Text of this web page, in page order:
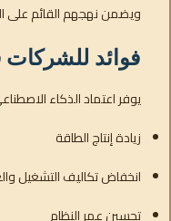
ويضمن نهجهم القائم على
فوائد للشركات
يوفر اعتماد الذكاء
زيادة إنتاج الطاقة
انخفاض تكاليف التشغيل
تحسين عمر النظام